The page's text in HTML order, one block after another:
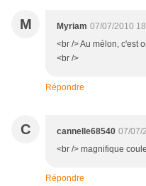
M Myriam 07/07/2010
<br /> Au mélon, c'est
<br />
Répondre
C cannelle68540 07/07/
<br /> magnifique
Répondre